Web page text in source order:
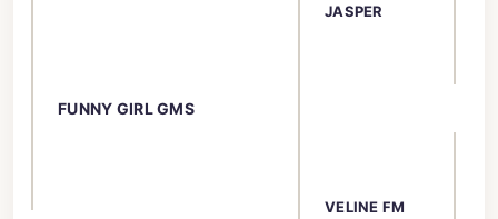
FUNNY GIRL GMS
JASPER
VELINE FM